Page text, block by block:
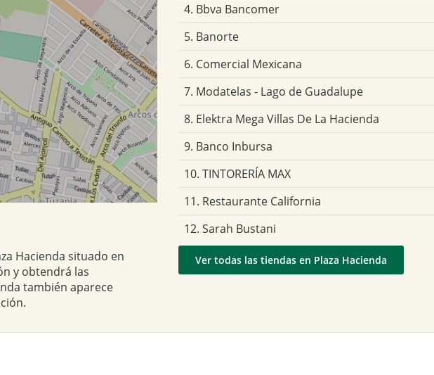
Hacienda situado en
y obtendrá las
también aparece
4. Bbva Bancomer
5. Banorte
6. Comercial Mexicana
7. Modatelas - Lago de Guadalupe
8. Elektra Mega Villas De La Hacienda
9. Banco Inbursa
10. TINTORERÍA MAX
11. Restaurante California
12. Sarah Bustani
Ver todas las tiendas en Plaza Hacienda